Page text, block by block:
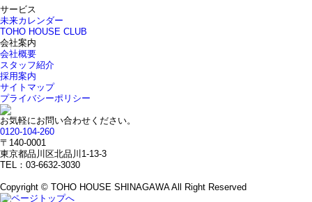
サービス
未来カレンダー
TOHO HOUSE CLUB
会社案内
会社概要
スタッフ紹介
採用案内
サイトマップ
プライバシーポリシー
お気軽にお問い合わせください。
0120-104-260
〒140-0001
東京都品川区北品川1-13-3
TEL：03-6632-3030
Copyright © TOHO HOUSE SHINAGAWA All Right Reserved